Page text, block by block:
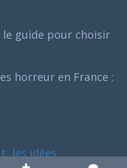
le guide pour choisir
horreur en France :
les idées